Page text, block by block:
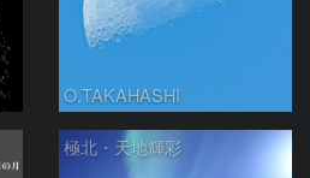
O.TAKAHASHI
極北・天地輝彩